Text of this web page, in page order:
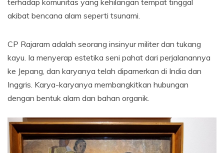
akibat bencana alam seperti tsunami.
CP Rajaram adalah seorang insinyur militer dan tukang
kayu. Ia menyerap estetika seni pahat dari perjalanannya
ke Jepang, dan karyanya telah dipamerkan di India dan
Inggris. Karya-karyanya membangkitkan hubungan
dengan bentuk alam dan bahan organik.